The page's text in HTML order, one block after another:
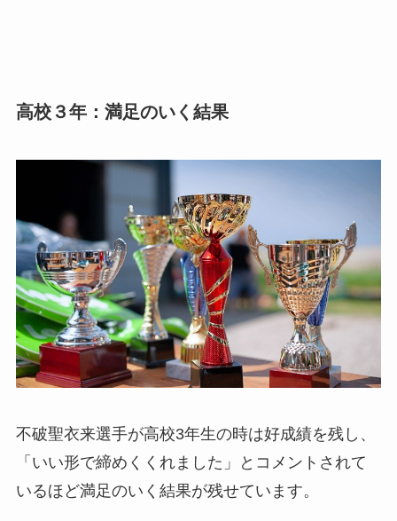
高校３年：満足のいく結果
不破聖衣来選手が高校3年生の時は好成績を残し、
「いい形で締めくくれました」とコメントされて
いるほど満足のいく結果が残せています。